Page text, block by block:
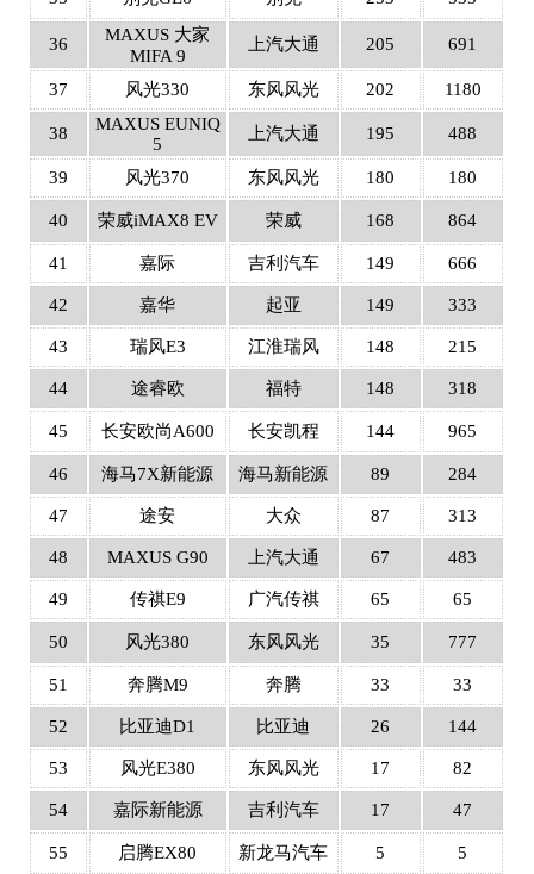
36
MAXUS 大家
MIFA 9
上汽大通 205 691
37 风光330 东风风光 202 1180
38
MAXUS EUNIQ
5
上汽大通 195 488
39 风光370 东风风光 180 180
40 荣威iMAX8 EV 荣威 168 864
41 嘉际 吉利汽车 149 666
42 嘉华 起亚 149 333
43 瑞风E3 江淮瑞风 148 215
44 途睿欧 福特 148 318
45 长安欧尚A600 长安凯程 144 965
46 海马7X新能源 海马新能源 89 284
47 途安 大众 87 313
48 MAXUS G90 上汽大通 67 483
49 传祺E9 广汽传祺 65 65
50 风光380 东风风光 35 777
51 奔腾M9 奔腾 33 33
52 比亚迪D1 比亚迪 26 144
53 风光E380 东风风光 17 82
54 嘉际新能源 吉利汽车 17 47
55 启腾EX80 新龙马汽车 5 5